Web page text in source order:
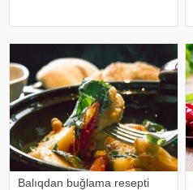
keşniş,şüyüd, göy soğan və yarı
Balıqdan buğlama resepti